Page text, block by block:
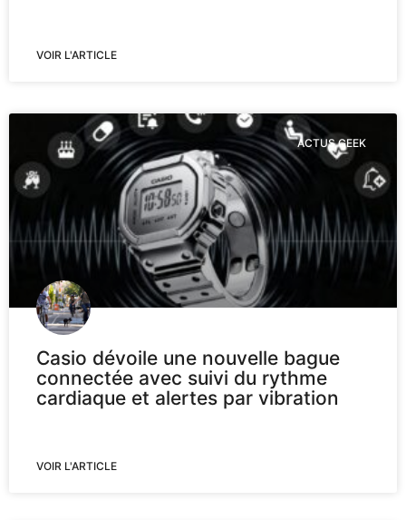
VOIR L'ARTICLE
ACTUS GEEK
Casio dévoile une nouvelle bague
connectée avec suivi du rythme
cardiaque et alertes par vibration
VOIR L'ARTICLE